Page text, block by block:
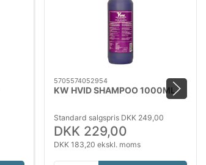
5705574052954
KW HVID SHAMPOO 1000ML
Standard salgspris DKK 249,00
DKK 229,00
DKK 183,20 ekskl. moms